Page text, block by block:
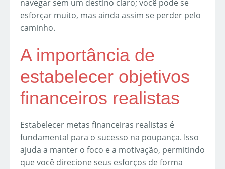
navegar sem um destino claro; você pode se
esforçar muito, mas ainda assim se perder pelo
caminho.
A importância de
estabelecer objetivos
financeiros realistas
Estabelecer metas financeiras realistas é
fundamental para o sucesso na poupança. Isso
ajuda a manter o foco e a motivação, permitindo
que você direcione seus esforços de forma